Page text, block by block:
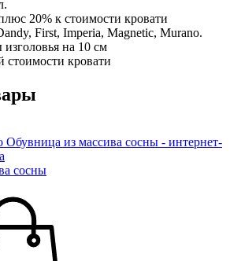
20% к стоимости кровати
First, Imperia, Magnetic, Murano.
на 10 см
стоимости кровати
сосны